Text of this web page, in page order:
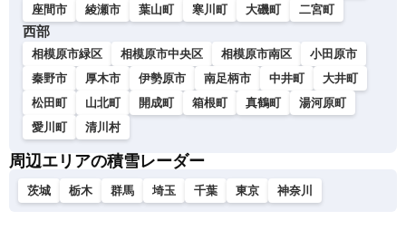
座間市
綾瀬市 葉山町 寒川町 大磯町 二宮町
西部
相模原市緑区 相模原市中央区 相模原市南区
小田原市
秦野市
厚木市 伊勢原市 南足柄市 中井町
大井町
松田町
山北町 開成町 箱根町 真鶴町
湯河原町
愛川町
清川村
周辺エリアの積雪レーダー
茨城 栃木 群馬 埼玉 千葉 東京 神奈川